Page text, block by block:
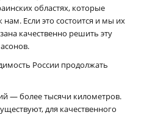
областях, которые
Если это состоится и мы их
качественно решить эту
России продолжать
— более тысячи километров.
для качественного